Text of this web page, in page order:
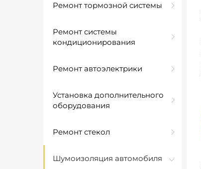
Ремонт тормозной системы
Ремонт системы
кондиционирования
Ремонт автоэлектрики
Установка дополнительного
оборудования
Ремонт стекол
Шумоизоляция автомобиля